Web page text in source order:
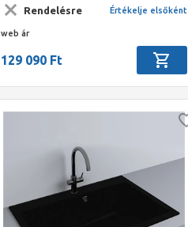
Rendelésre Értékelje elsőként
web ár
129 090 Ft